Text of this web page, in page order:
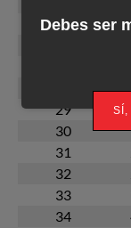
25
29
30
31
32
33
34
Debes ser
SÍ,